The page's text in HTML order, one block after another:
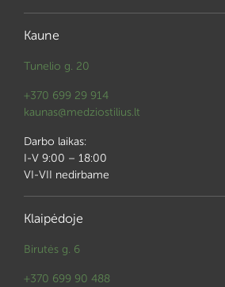
Kaune
Tunelio g. 20
+370 699 29 914
kaunas@medziostilius.lt
Darbo laikas:
I-V 9:00 – 18:00
VI-VII nedirbame
Klaipėdoje
Birutės g. 6
+370 699 90 488